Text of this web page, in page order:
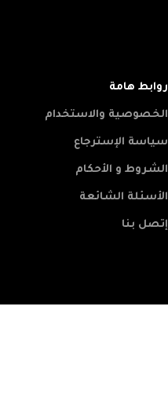
روابط هامة
الخصوصية والاستخدام
سياسة الإسترجاع
الشروط و الأحكام
الأسئلة الشائعة
إتصل بنا